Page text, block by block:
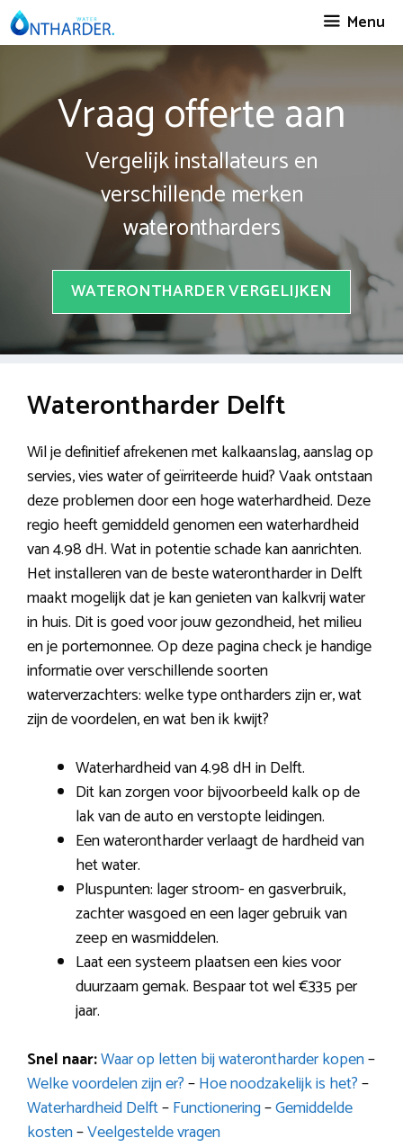
Spring
naar
Menu
Vraag offerte aan
Vergelijk installateurs en
verschillende merken
waterontharders
WATERONTHARDER VERGELIJKEN
Waterontharder Delft
Wil je definitief afrekenen met kalkaanslag, aanslag op
servies, vies water of geïrriteerde huid? Vaak ontstaan
deze problemen door een hoge waterhardheid. Deze
regio heeft gemiddeld genomen een waterhardheid
van 4.98 dH. Wat in potentie schade kan aanrichten.
Het installeren van de beste waterontharder in Delft
maakt mogelijk dat je kan genieten van kalkvrij water
in huis. Dit is goed voor jouw gezondheid, het milieu
en je portemonnee. Op deze pagina check je handige
informatie over verschillende soorten
waterverzachters: welke type ontharders zijn er, wat
zijn de voordelen, en wat ben ik kwijt?
Waterhardheid van 4.98 dH in Delft.
Dit kan zorgen voor bijvoorbeeld kalk op de
lak van de auto en verstopte leidingen.
Een waterontharder verlaagt de hardheid van
het water.
Pluspunten: lager stroom- en gasverbruik,
zachter wasgoed en een lager gebruik van
zeep en wasmiddelen.
Laat een systeem plaatsen een kies voor
duurzaam gemak. Bespaar tot wel €335 per
jaar.
Snel naar:Waar op letten bij waterontharder kopen–
Welke voordelen zijn er?–Hoe noodzakelijk is het?–
Waterhardheid Delft–Functionering–Gemiddelde
kosten–Veelgestelde vragen